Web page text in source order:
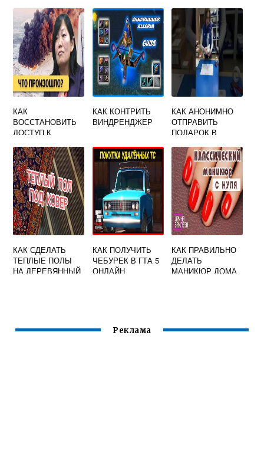
КАК
ВОССТАНОВИТЬ
ДОСТУП К
КАК КОНТРИТЬ
ВИНДРЕНДЖЕР
КАК АНОНИМНО
ОТПРАВИТЬ
ПОДАРОК В
КАК СДЕЛАТЬ
ТЕПЛЫЕ ПОЛЫ
НА ДЕРЕВЯННЫЙ
КАК ПОЛУЧИТЬ
ЧЕБУРЕК В ГТА 5
ОНЛАЙН
КАК ПРАВИЛЬНО
ДЕЛАТЬ
МАНИКЮР ДОМА
Реклама